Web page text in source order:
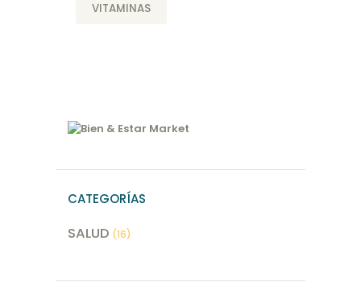
VITAMINAS
CATEGORÍAS
SALUD (16)